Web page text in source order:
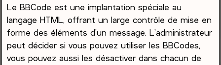
Le BBCode est une implantation spéciale au
langage HTML, offrant un large contrôle de mise en
forme des éléments d’un message. L’administrateur
peut décider si vous pouvez utiliser les BBCodes,
vous pouvez aussi les désactiver dans chacun de